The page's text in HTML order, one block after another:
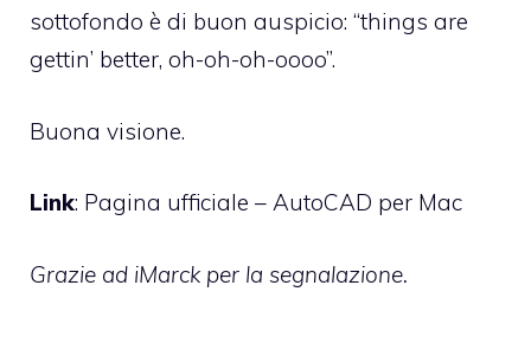
sottofondo è di buon auspicio: “things are
gettin’ better, oh-oh-oh-oooo”.
Buona visione.
Link: Pagina ufficiale – AutoCAD per Mac
Grazie ad iMarck per la segnalazione.